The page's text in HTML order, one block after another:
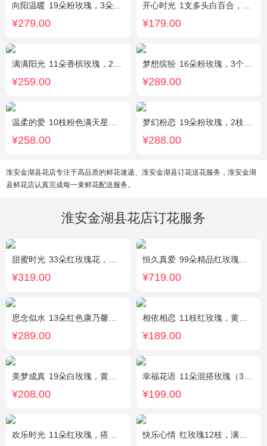
向阳温暖 19朵粉玫瑰，3朵向日葵，绿叶搭配
¥279.00
开心时光 1支多头白百合，3朵粉玫瑰，4朵康乃馨，桔梗、满天星、绿叶混搭
¥179.00
满满阳光 11朵香槟玫瑰，2朵向日葵，1个蓝色绣球，配花、桔梗、绿叶搭配
¥259.00
梦想缤纷 16朵粉玫瑰，3个白色乒乓菊，一个紫色绣球，紫色桔梗、绿叶搭配
¥289.00
温柔的爱 10枝粉色满天星，1条灯带
¥258.00
梦幻粉恋 19朵粉玫瑰，2枝白色香水百合、尤加利叶搭配
¥288.00
淮安金湖县花店专注于高品质的鲜花速递、淮安金湖县订花送花服务，淮安金湖
县鲜花店认真完成每一束鲜花配送服务。
淮安金湖县花店订花服务
甜蜜时光 33朵红玫瑰花，外围相思梅配花，黑色饰条环绕
¥319.00
恒久真爱 99朵精品红玫瑰，粉色相思梅丰满围边，搭配皇冠、黑色缎带装饰
¥719.00
思念似水 13朵红色康乃馨，5朵粉玫瑰，粉色洋桔梗、红豆、尤加利搭配
¥289.00
相依相恋 11枝红玫瑰，黄莺、满天星适量点缀，另加2只可爱小熊公仔。(小熊以实物为准)
¥189.00
美梦成真 19朵白玫瑰，黄莺绿叶边围
¥208.00
幸福花语 11朵混搭玫瑰（3支红玫瑰、3支粉玫瑰、3支白玫瑰、2支香槟玫瑰），搭配适量黄莺、栀子叶，随机赠送1只可爱小熊。
¥199.00
欢乐时光 11朵红玫瑰，搭配适量红色石竹梅、叶上黄金间插。 快乐心情 红玫瑰12枝，满天星、绿叶丰满